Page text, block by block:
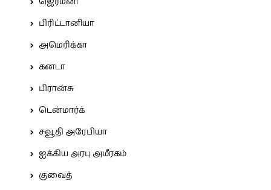
பிரிட்டானியா
அமெரிக்கா
கனடா
பிரான்சு
டென்மார்க்
சவூதி அரேபியா
ஐக்கிய அரபு அமீரகம்
குவைத்